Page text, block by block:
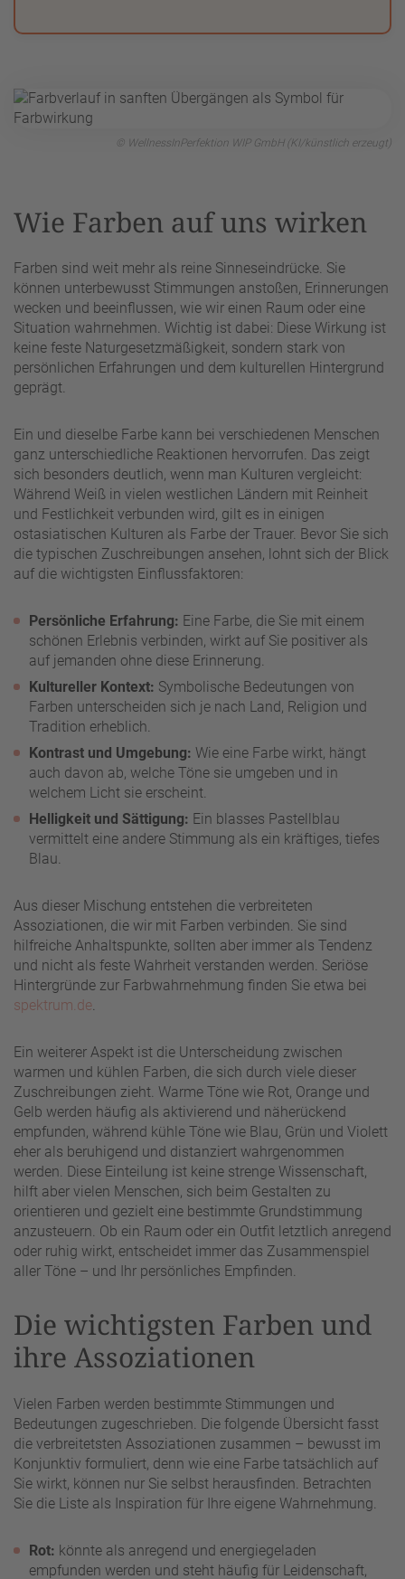
© WellnessInPerfektion WIP GmbH (KI/künstlich erzeugt)
Wie Farben auf uns wirken
Farben sind weit mehr als reine Sinneseindrücke. Sie
können unterbewusst Stimmungen anstoßen, Erinnerungen
wecken und beeinflussen, wie wir einen Raum oder eine
Situation wahrnehmen. Wichtig ist dabei: Diese Wirkung ist
keine feste Naturgesetzmäßigkeit, sondern stark von
persönlichen Erfahrungen und dem kulturellen Hintergrund
geprägt.
Ein und dieselbe Farbe kann bei verschiedenen Menschen
ganz unterschiedliche Reaktionen hervorrufen. Das zeigt
sich besonders deutlich, wenn man Kulturen vergleicht:
Während Weiß in vielen westlichen Ländern mit Reinheit
und Festlichkeit verbunden wird, gilt es in einigen
ostasiatischen Kulturen als Farbe der Trauer. Bevor Sie sich
die typischen Zuschreibungen ansehen, lohnt sich der Blick
auf die wichtigsten Einflussfaktoren:
Persönliche Erfahrung: Eine Farbe, die Sie mit einem
schönen Erlebnis verbinden, wirkt auf Sie positiver als
auf jemanden ohne diese Erinnerung.
Kultureller Kontext: Symbolische Bedeutungen von
Farben unterscheiden sich je nach Land, Religion und
Tradition erheblich.
Kontrast und Umgebung: Wie eine Farbe wirkt, hängt
auch davon ab, welche Töne sie umgeben und in
welchem Licht sie erscheint.
Helligkeit und Sättigung: Ein blasses Pastellblau
vermittelt eine andere Stimmung als ein kräftiges, tiefes
Blau.
Aus dieser Mischung entstehen die verbreiteten
Assoziationen, die wir mit Farben verbinden. Sie sind
hilfreiche Anhaltspunkte, sollten aber immer als Tendenz
und nicht als feste Wahrheit verstanden werden. Seriöse
Hintergründe zur Farbwahrnehmung finden Sie etwa bei
spektrum.de.
Ein weiterer Aspekt ist die Unterscheidung zwischen
warmen und kühlen Farben, die sich durch viele dieser
Zuschreibungen zieht. Warme Töne wie Rot, Orange und
Gelb werden häufig als aktivierend und näherückend
empfunden, während kühle Töne wie Blau, Grün und Violett
eher als beruhigend und distanziert wahrgenommen
werden. Diese Einteilung ist keine strenge Wissenschaft,
hilft aber vielen Menschen, sich beim Gestalten zu
orientieren und gezielt eine bestimmte Grundstimmung
anzusteuern. Ob ein Raum oder ein Outfit letztlich anregend
oder ruhig wirkt, entscheidet immer das Zusammenspiel
aller Töne – und Ihr persönliches Empfinden.
Die wichtigsten Farben und
ihre Assoziationen
Vielen Farben werden bestimmte Stimmungen und
Bedeutungen zugeschrieben. Die folgende Übersicht fasst
die verbreitetsten Assoziationen zusammen – bewusst im
Konjunktiv formuliert, denn wie eine Farbe tatsächlich auf
Sie wirkt, können nur Sie selbst herausfinden. Betrachten
Sie die Liste als Inspiration für Ihre eigene Wahrnehmung.
Rot: könnte als anregend und energiegeladen
empfunden werden und steht häufig für Leidenschaft,